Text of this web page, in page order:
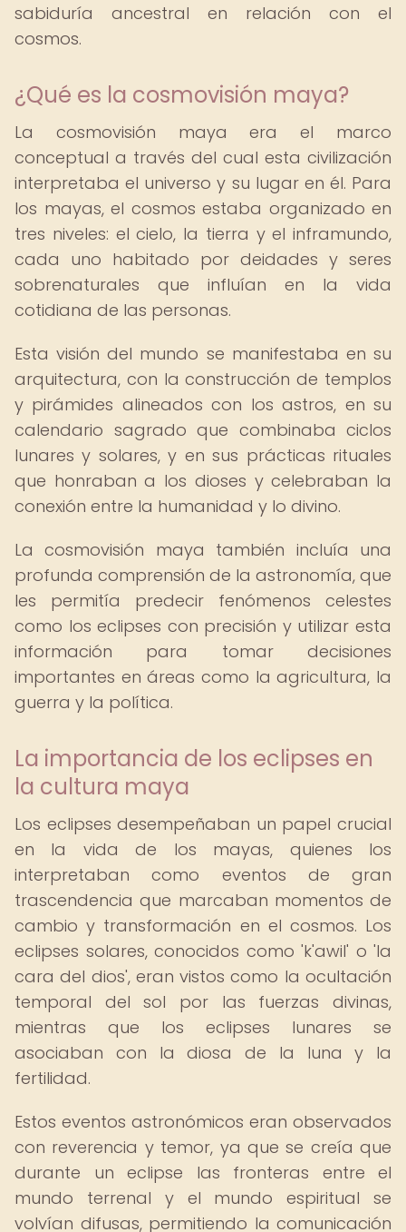
sabiduría ancestral en relación con el
cosmos.
¿Qué es la cosmovisión maya?
La cosmovisión maya era el marco
conceptual a través del cual esta civilización
interpretaba el universo y su lugar en él. Para
los mayas, el cosmos estaba organizado en
tres niveles: el cielo, la tierra y el inframundo,
cada uno habitado por deidades y seres
sobrenaturales que influían en la vida
cotidiana de las personas.
Esta visión del mundo se manifestaba en su
arquitectura, con la construcción de templos
y pirámides alineados con los astros, en su
calendario sagrado que combinaba ciclos
lunares y solares, y en sus prácticas rituales
que honraban a los dioses y celebraban la
conexión entre la humanidad y lo divino.
La cosmovisión maya también incluía una
profunda comprensión de la astronomía, que
les permitía predecir fenómenos celestes
como los eclipses con precisión y utilizar esta
información para tomar decisiones
importantes en áreas como la agricultura, la
guerra y la política.
La importancia de los eclipses en
la cultura maya
Los eclipses desempeñaban un papel crucial
en la vida de los mayas, quienes los
interpretaban como eventos de gran
trascendencia que marcaban momentos de
cambio y transformación en el cosmos. Los
eclipses solares, conocidos como 'k'awil' o 'la
cara del dios', eran vistos como la ocultación
temporal del sol por las fuerzas divinas,
mientras que los eclipses lunares se
asociaban con la diosa de la luna y la
fertilidad.
Estos eventos astronómicos eran observados
con reverencia y temor, ya que se creía que
durante un eclipse las fronteras entre el
mundo terrenal y el mundo espiritual se
volvían difusas, permitiendo la comunicación